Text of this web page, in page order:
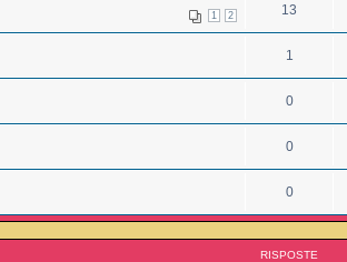
1 2 13
1
0
0
0
RISPOSTE